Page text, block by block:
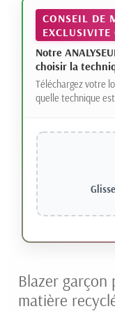
CONSEIL DE
Notre
choisir la
Téléchargez votre
quelle technique
Blazer
matière